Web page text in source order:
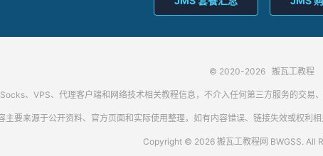
© 2020-2026 搬瓦工教程
、VPS、代理客户端和网络技术相关教程信息，不介入任何第三方服务的交易
主要来源于公开资料、官方页面和实际使用整理，如有内容错误、链接失效或权利
Copyright © 2026 搬瓦工教程网 BWGSS. All